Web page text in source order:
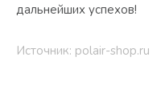
дальнейших успехов!
Источник: polair-shop.ru